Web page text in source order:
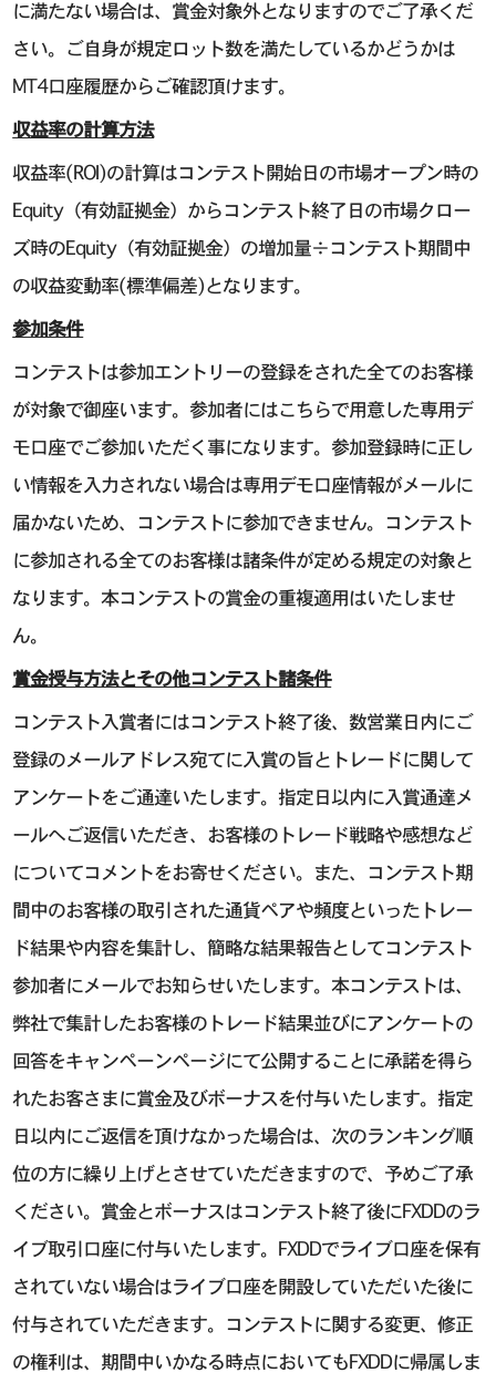
に満たない場合は、賞金対象外となりますのでご了承くだ
さい。ご自身が規定ロット数を満たしているかどうかは
MT4口座履歴からご確認頂けます。
収益率の計算方法
収益率(ROI)の計算はコンテスト開始日の市場オープン時の
Equity（有効証拠金）からコンテスト終了日の市場クロー
ズ時のEquity（有効証拠金）の増加量÷コンテスト期間中
の収益変動率(標準偏差)となります。
参加条件
コンテストは参加エントリーの登録をされた全てのお客様
が対象で御座います。参加者にはこちらで用意した専用デ
モ口座でご参加いただく事になります。参加登録時に正し
い情報を入力されない場合は専用デモ口座情報がメールに
届かないため、コンテストに参加できません。コンテスト
に参加される全てのお客様は諸条件が定める規定の対象と
なります。本コンテストの賞金の重複適用はいたしませ
ん。
賞金授与方法とその他コンテスト諸条件
コンテスト入賞者にはコンテスト終了後、数営業日内にご
登録のメールアドレス宛てに入賞の旨とトレードに関して
アンケートをご通達いたします。指定日以内に入賞通達メ
ールへご返信いただき、お客様のトレード戦略や感想など
についてコメントをお寄せください。また、コンテスト期
間中のお客様の取引された通貨ペアや頻度といったトレー
ド結果や内容を集計し、簡略な結果報告としてコンテスト
参加者にメールでお知らせいたします。本コンテストは、
弊社で集計したお客様のトレード結果並びにアンケートの
回答をキャンペーンページにて公開することに承諾を得ら
れたお客さまに賞金及びボーナスを付与いたします。指定
日以内にご返信を頂けなかった場合は、次のランキング順
位の方に繰り上げとさせていただきますので、予めご了承
ください。賞金とボーナスはコンテスト終了後にFXDDのラ
イブ取引口座に付与いたします。FXDDでライブ口座を保有
されていない場合はライブ口座を開設していただいた後に
付与されていただきます。コンテストに関する変更、修正
の権利は、期間中いかなる時点においてもFXDDに帰属しま